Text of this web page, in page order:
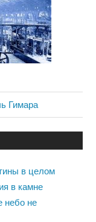
Гимара
в целом
в камне
небо не